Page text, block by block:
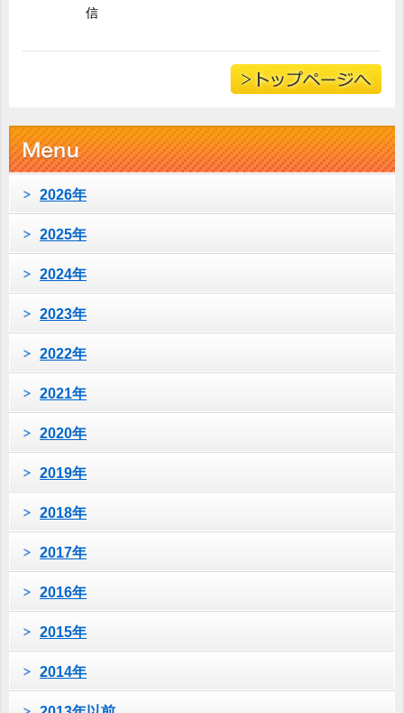
信
2026年
2025年
2024年
2023年
2022年
2021年
2020年
2019年
2018年
2017年
2016年
2015年
2014年